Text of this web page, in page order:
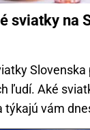
sviatky na
ľudí. Aké
týkajú vám